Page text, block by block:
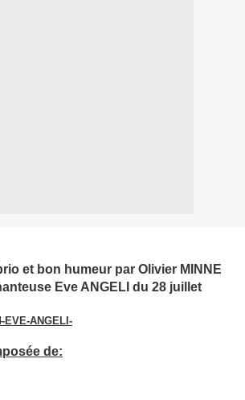
et bon humeur par Olivier MINNE
Eve ANGELI du 28 juillet
de: